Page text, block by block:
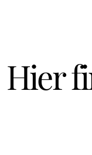
Hier